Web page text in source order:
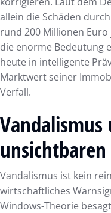
allein die Schäden
rund 200 Millionen
die enorme Bedeutung
heute in intelligente
Marktwert seiner
Verfall.
Vandalismus ist kein
wirtschaftliches
Windows-Theorie